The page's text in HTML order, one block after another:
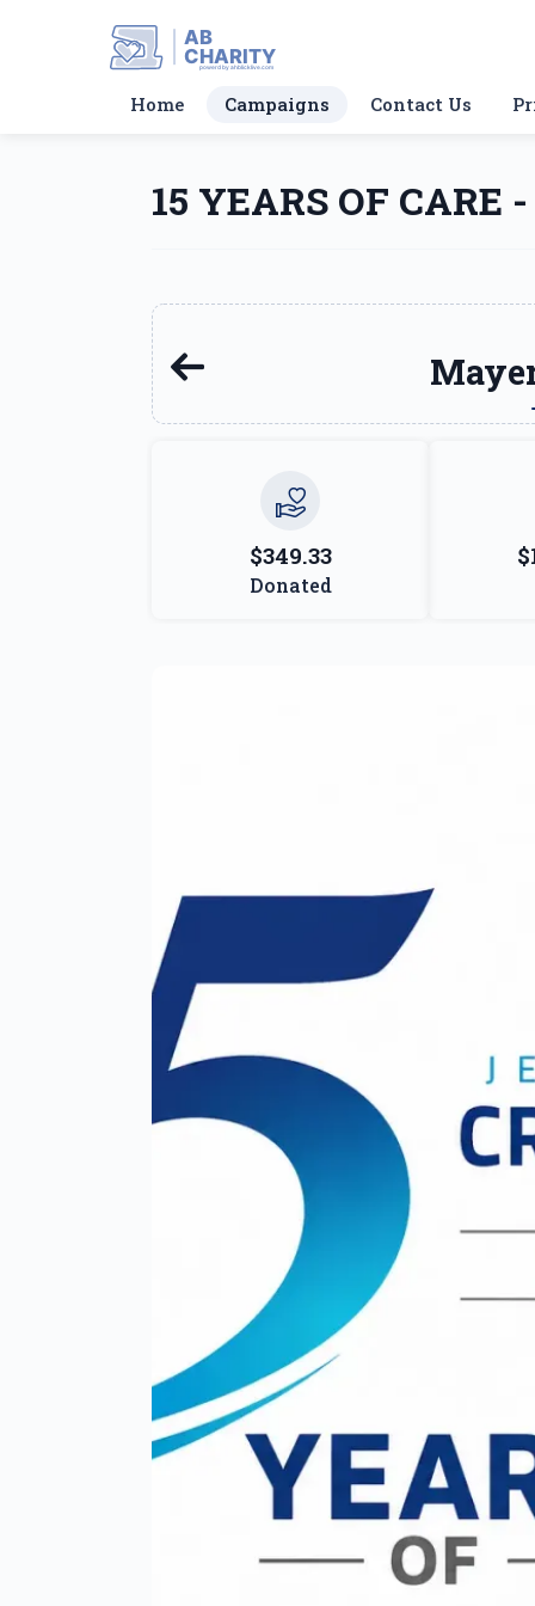
AB
CHARITY
powerd by ahblicklive.com
Home Campaigns Contact Us
15 YEARS OF CARE
$349.33
Donated